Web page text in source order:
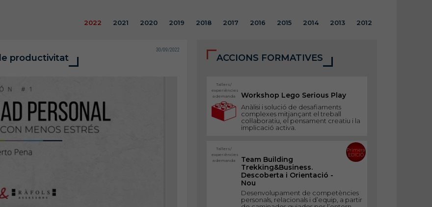
2022 2021 2020 2019 2018 2017 2016 2015 2014 2013 2012
productivitat
30/09/2022
ACCIONS FORMATIVES
Tallers/
experiències
a demanda
Workshop Lego Serious Play
Anàlisi i solució de desafiaments
complexes mitjançant el treball
col·laboratiu, el pensament creatiu i la
implicació activa.
Tallers/
experiències
a demanda
Team Building
Trekking&Business.
Descoberta i Orientació -
Nou
Desenvolupament de competències
personals, relacionals i d’equip, a partir
Primera
EDICIÓ